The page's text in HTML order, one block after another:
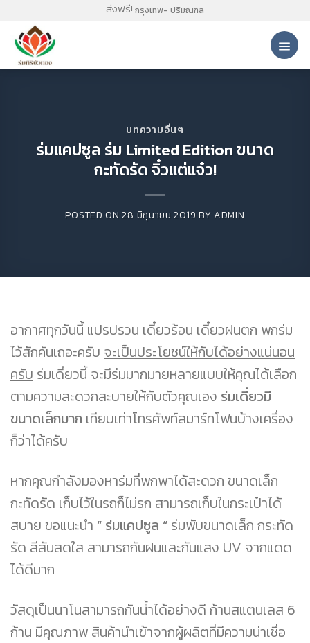
content
ส่งฟรี! กรุงเทพ- ปริมณฑล
บทความอื่นๆ
ร่มแคปซูล ร่ม Limited Edition ขนาด
กะทัดรัด จิ๋วแต่แจ๋ว!
POSTED ON28 มิถุนายน 2019 BYADMIN
อากาศทุกวันนี้ แปรปรวน เดี๋ยวร้อน เดี๋ยวฝนตก พกร่ม
ไว้สักคันเถอะครับ จะเป็นประโยชน์ให้กับได้อย่างแน่นอน
ครับ ร่มเดี๋ยวนี้ จะมีร่มมากมายหลายแบบให้คุณได้เลือก
ตามความสะดวกสะบายให้กับตัวคุณเอง ร่มเดี๋ยวมี
ขนาดเล็กมาก เทียบเท่าโทรศัพท์สมาร์ทโฟนบ้างเครื่อง
ก็ว่าได้ครับ
หากคุณกำลังมองหาร่มที่พกพาได้สะดวก ขนาดเล็ก
กะทัดรัด เก็บไว้ในรถก็ไม่รก สามารถเก็บในกระเป๋าได้
สบาย ขอแนะนำ “ ร่มแคปซูล “ ร่มพับขนาดเล็ก กระทัด
รัด สีสันสดใส สามารถกันฝนและกันแสง UV จากแดด
ได้ดีมาก
วัสดุเป็นนาโนสามารถกันน้ำได้อย่างดี ก้านสแตนเลส 6
ก้าน มีคุณภาพ สินค้านำเข้าจากผู้ผลิตที่มีความน่าเชื่อ